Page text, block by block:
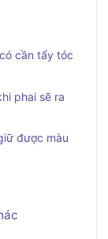
cần tẩy tóc
phai sẽ ra
được màu